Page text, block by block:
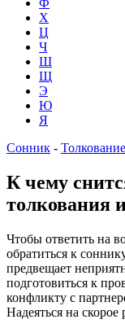
Ф
Х
Ц
Ч
Ш
Щ
Э
Ю
Я
Сонник -
К чему
толкования
Чтобы ответить на
обратиться к
предвещает
подготовиться к
конфликту с
Надеяться на